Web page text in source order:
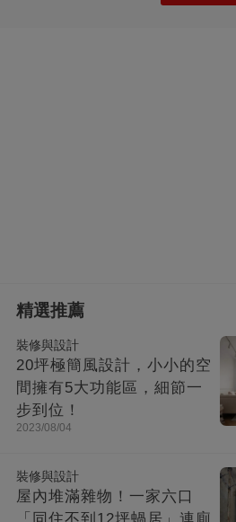
精選推薦
裝修與設計
20坪極簡風設計，小小的空
間擁有5大功能區，細節一
步到位！
2023/08/04
裝修與設計
屋內堆滿雜物！一家六口